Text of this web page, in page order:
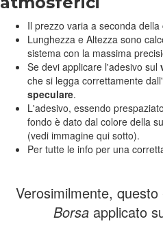
Il prezzo varia a seconda
Lunghezza e Altezza sono
sistema con la massima
Se devi applicare l'adesivo sul
che si legga correttamente
speculare.
L'adesivo, essendo
fondo è dato dal colore della
(vedi immagine qui sotto).
Per tutte le info per una
Verosimilmente,
Borsaapplicato